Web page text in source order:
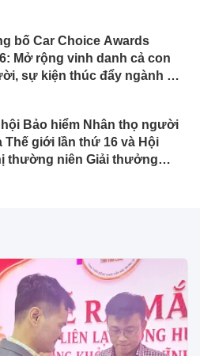
bố Car Choice Awards
Mở rộng vinh danh cả con
sự kiện thúc đẩy ngành xe
Bảo hiểm Nhân thọ người
Thế giới lần thứ 16 và Hội
thường niên Giải thưởng